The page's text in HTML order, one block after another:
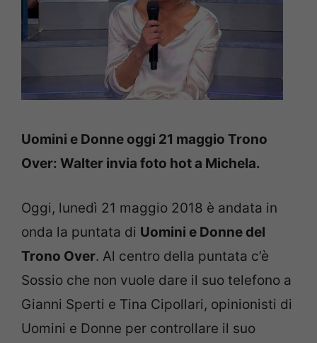
Uomini e Donne oggi 21 maggio Trono
Over: Walter invia foto hot a Michela.
Oggi, lunedì 21 maggio 2018 è andata in
onda la puntata di Uomini e Donne del
Trono Over. Al centro della puntata c’è
Sossio che non vuole dare il suo telefono a
Gianni Sperti e Tina Cipollari, opinionisti di
Uomini e Donne per controllare il suo